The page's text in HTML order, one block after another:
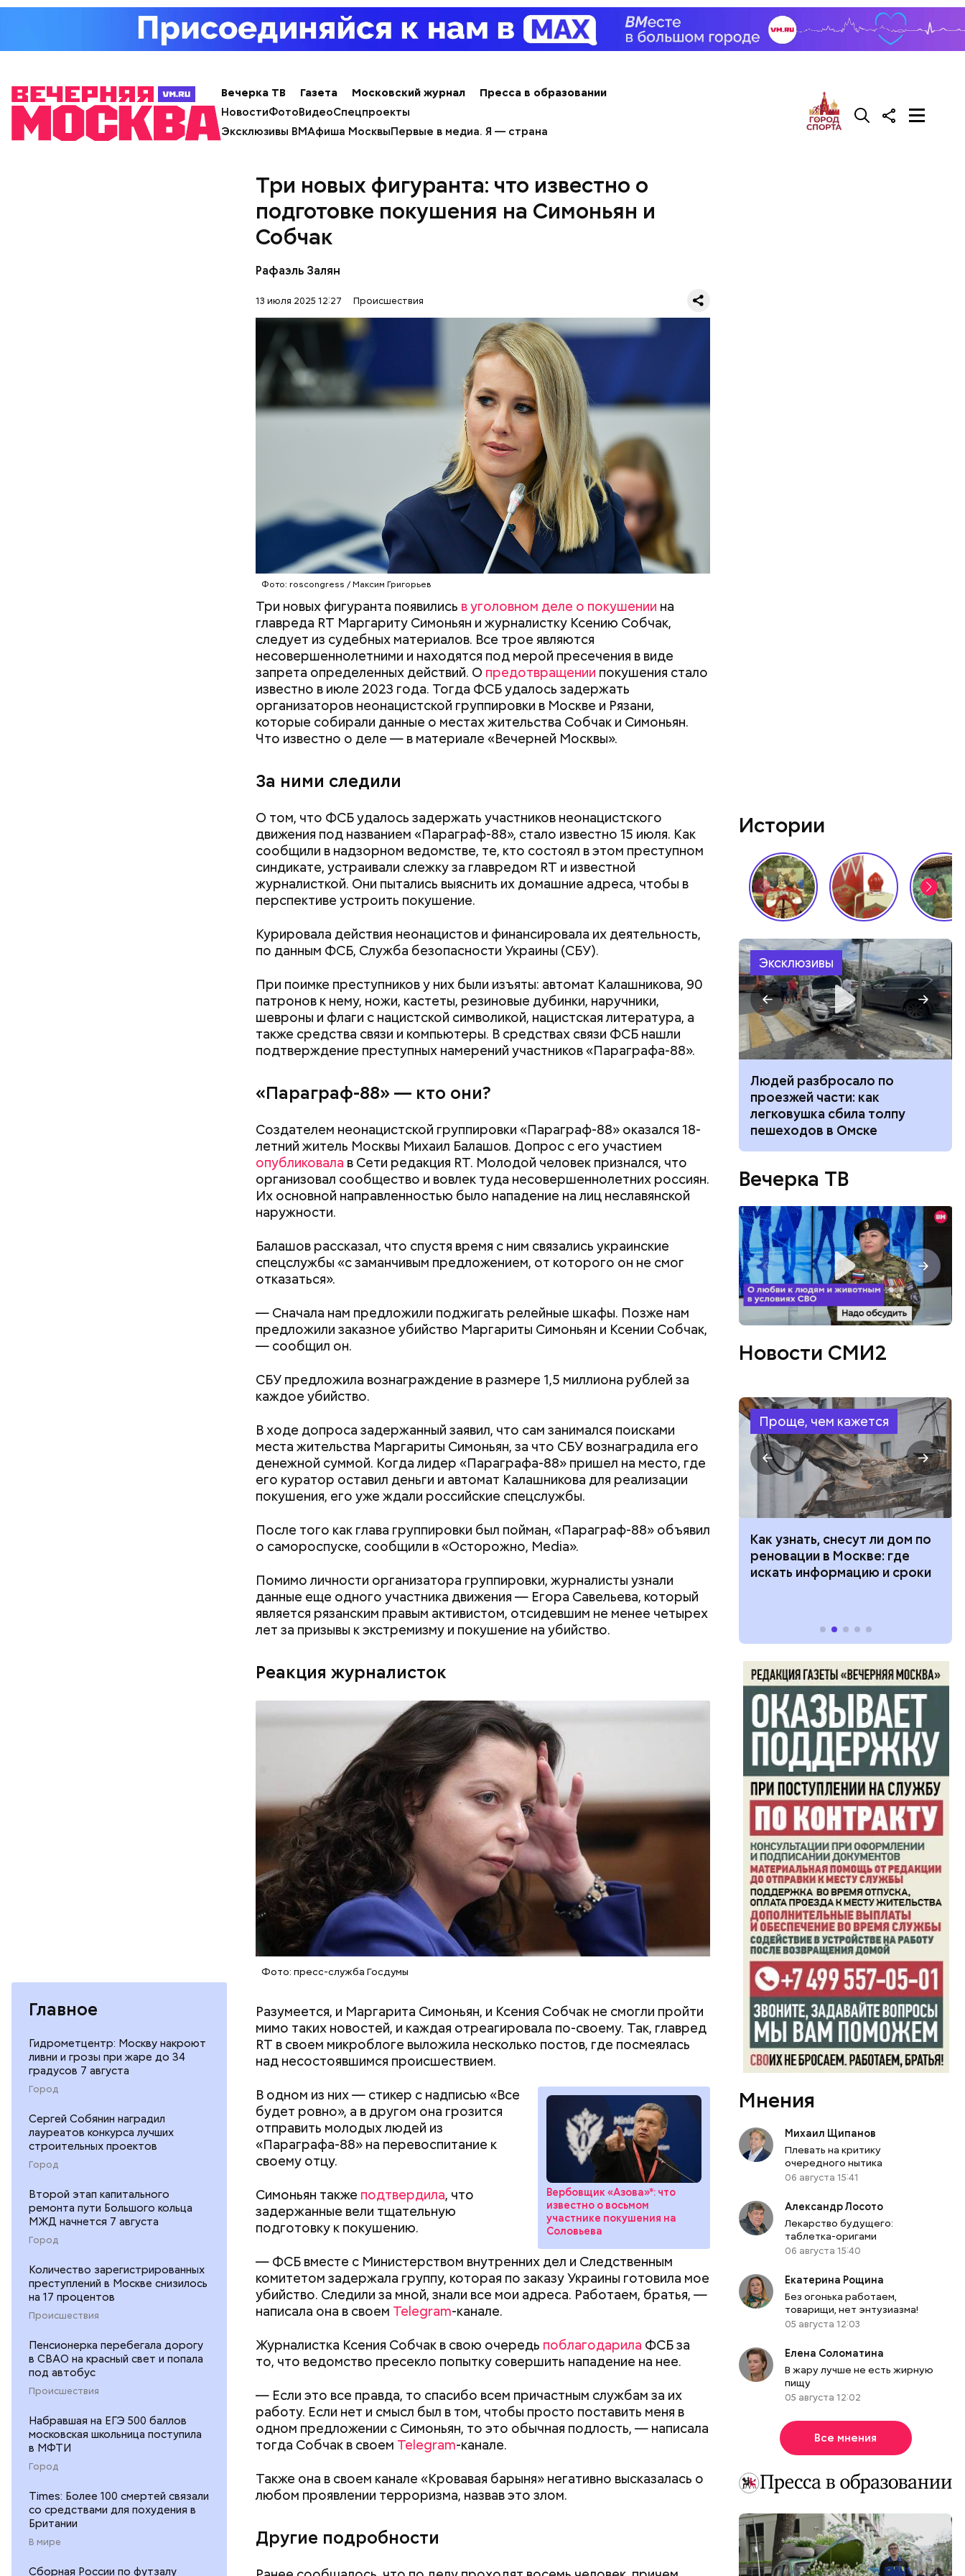
Вечерка ТВ Газета Московский журнал
Пресса в образовании
НовостиФотоВидеоСпецпроекты
Эксклюзивы ВМАфиша МосквыПервые в медиа. Я — страна
Главное
Гидрометцентр: Москву накроют
ливни и грозы при жаре до 34
градусов 7 августа
Город
Сергей Собянин наградил
лауреатов конкурса лучших
строительных проектов
Город
Второй этап капитального
ремонта пути Большого кольца
МЖД начнется 7 августа
Город
Количество зарегистрированных
преступлений в Москве снизилось
на 17 процентов
Происшествия
Пенсионерка перебегала дорогу
в СВАО на красный свет и попала
под автобус
Происшествия
Набравшая на ЕГЭ 500 баллов
московская школьница поступила
в МФТИ
Город
Times: Более 100 смертей связали
со средствами для похудения в
Британии
В мире
Сборная России по футзалу
Три новых фигуранта: что известно о
подготовке покушения на Симоньян и
Собчак
Рафаэль Залян
13 июля 2025 12:27 Происшествия
Фото: roscongress / Максим Григорьев
Три новых фигуранта появились в уголовном деле о покушении на
главреда RT Маргариту Симоньян и журналистку Ксению Собчак,
следует из судебных материалов. Все трое являются
несовершеннолетними и находятся под мерой пресечения в виде
запрета определенных действий. О предотвращении покушения стало
известно в июле 2023 года. Тогда ФСБ удалось задержать
организаторов неонацистской группировки в Москве и Рязани,
которые собирали данные о местах жительства Собчак и Симоньян.
Что известно о деле — в материале «Вечерней Москвы».
За ними следили
О том, что ФСБ удалось задержать участников неонацистского
движения под названием «Параграф-88», стало известно 15 июля. Как
сообщили в надзорном ведомстве, те, кто состоял в этом преступном
синдикате, устраивали слежку за главредом RT и известной
журналисткой. Они пытались выяснить их домашние адреса, чтобы в
перспективе устроить покушение.
Курировала действия неонацистов и финансировала их деятельность,
по данным ФСБ, Служба безопасности Украины (СБУ).
При поимке преступников у них были изъяты: автомат Калашникова, 90
патронов к нему, ножи, кастеты, резиновые дубинки, наручники,
шевроны и флаги с нацистской символикой, нацистская литература, а
также средства связи и компьютеры. В средствах связи ФСБ нашли
подтверждение преступных намерений участников «Параграфа-88».
«Параграф-88» — кто они?
Создателем неонацистской группировки «Параграф-88» оказался 18-
летний житель Москвы Михаил Балашов. Допрос с его участием
опубликовала в Сети редакция RT. Молодой человек признался, что
организовал сообщество и вовлек туда несовершеннолетних россиян.
Их основной направленностью было нападение на лиц неславянской
наружности.
Балашов рассказал, что спустя время с ним связались украинские
спецслужбы «с заманчивым предложением, от которого он не смог
отказаться».
— Сначала нам предложили поджигать релейные шкафы. Позже нам
предложили заказное убийство Маргариты Симоньян и Ксении Собчак,
— сообщил он.
СБУ предложила вознаграждение в размере 1,5 миллиона рублей за
каждое убийство.
В ходе допроса задержанный заявил, что сам занимался поисками
места жительства Маргариты Симоньян, за что СБУ вознаградила его
денежной суммой. Когда лидер «Параграфа-88» пришел на место, где
его куратор оставил деньги и автомат Калашникова для реализации
покушения, его уже ждали российские спецслужбы.
После того как глава группировки был пойман, «Параграф-88» объявил
о самороспуске, сообщили в «Осторожно, Media».
Помимо личности организатора группировки, журналисты узнали
данные еще одного участника движения — Егора Савельева, который
является рязанским правым активистом, отсидевшим не менее четырех
лет за призывы к экстремизму и покушение на убийство.
Реакция журналисток
Фото: пресс-служба Госдумы
Разумеется, и Маргарита Симоньян, и Ксения Собчак не смогли пройти
мимо таких новостей, и каждая отреагировала по-своему. Так, главред
RT в своем микроблоге выложила несколько постов, где посмеялась
над несостоявшимся происшествием.
Вербовщик «Азова»*: что
известно о восьмом
участнике покушения на
Соловьева
В одном из них — стикер с надписью «Все
будет ровно», а в другом она грозится
отправить молодых людей из
«Параграфа-88» на перевоспитание к
своему отцу.
Симоньян также подтвердила, что
задержанные вели тщательную
подготовку к покушению.
— ФСБ вместе с Министерством внутренних дел и Следственным
комитетом задержала группу, которая по заказу Украины готовила мое
убийство. Следили за мной, знали все мои адреса. Работаем, братья, —
написала она в своем Telegram-канале.
Журналистка Ксения Собчак в свою очередь поблагодарила ФСБ за
то, что ведомство пресекло попытку совершить нападение на нее.
— Если это все правда, то спасибо всем причастным службам за их
работу. Если нет и смысл был в том, чтобы просто поставить меня в
одном предложении с Симоньян, то это обычная подлость, — написала
тогда Собчак в своем Telegram-канале.
Также она в своем канале «Кровавая барыня» негативно высказалась о
любом проявлении терроризма, назвав это злом.
Другие подробности
— Дайте мне сигарету, и я вам все расскажу.
— Вам начать рассказывать с начала или с конца?
Королева доски
Битцевский маньяк утверждал, что на его счету 63 убийства. Все они
на шахматной доске.
Именно по этой доске он и ориентировался, когда рассказывал о своих
преступлениях.
него каждая фишка — это труп. У него вот такое восприятие. Он
рассказывал о них с такой любовью, с которой родители говорят о
детях, — вспомнил собеседник «ВМ».
Истории
Эксклюзивы
мать и сын погибли при
Людей разбросало по
проезжей части: как
легковушка сбила толпу
пешеходов в Омске
Вечерка ТВ
Новости СМИ2
Проще, чем кажется
Как поменять батареи дома и
не получить штраф
Как получить до 100 тысяч
рублей от государства при
претендовать и какие нужны
документы
Как узнать, снесут ли дом по
реновации в Москве: где
искать информацию и сроки
Мнения
Михаил Щипанов
Плевать на критику
очередного нытика
06 августа 15:41
Александр Лосото
Лекарство будущего:
таблетка-оригами
06 августа 15:40
Екатерина Рощина
Без огонька работаем,
товарищи, нет энтузиазма!
05 августа 12:03
Елена Соломатина
В жару лучше не есть жирную
пищу
05 августа 12:02
Все мнения